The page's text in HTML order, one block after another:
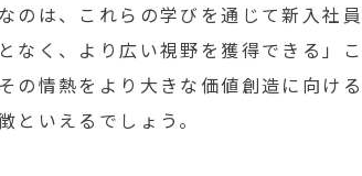
のは、これらの学びを通じて新入社
なく、より広い視野を獲得できる」
の情熱をより大きな価値創造に向け
といえるでしょう。